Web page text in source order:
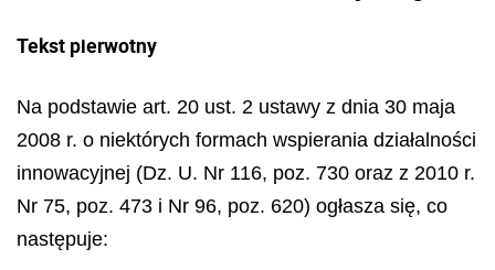
Tekst pierwotny
Na podstawie art. 20 ust. 2 ustawy z dnia 30 maja
2008 r. o niektórych formach wspierania działalności
innowacyjnej (Dz. U. Nr 116, poz. 730 oraz z 2010 r.
Nr 75, poz. 473 i Nr 96, poz. 620) ogłasza się, co
następuje: